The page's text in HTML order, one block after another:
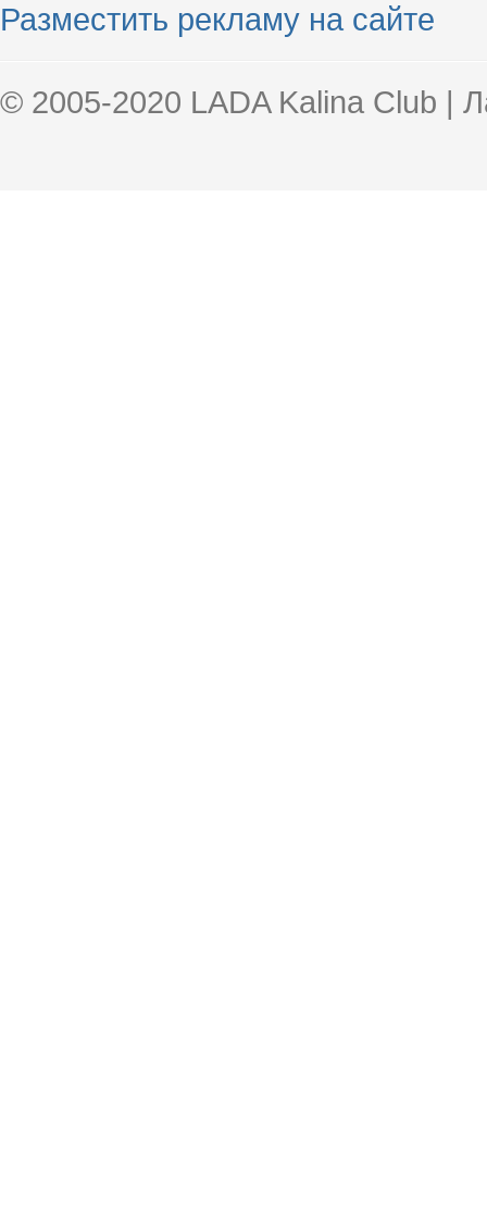
Разместить рекламу на сайте
© 2005-2020 LADA Kalina Club |